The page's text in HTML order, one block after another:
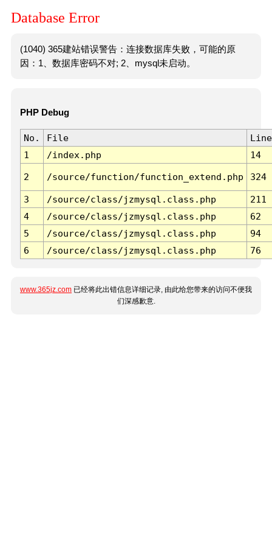
Database Error
(1040) 365建站错误警告：连接数据库失败，可能的原
因：1、数据库密码不对; 2、mysql未启动。
PHP Debug
No. File
Line
1
/index.php 14
2 /source/function/function_extend.php 324
3 /source/class/jzmysql.class.php
211
4
/source/class/jzmysql.class.php
62
5
/source/class/jzmysql.class.php
94
6
/source/class/jzmysql.class.php 76
www.365jz.com 已经将此出错信息详细记录, 由此给您带来的访问不便我
们深感歉意.